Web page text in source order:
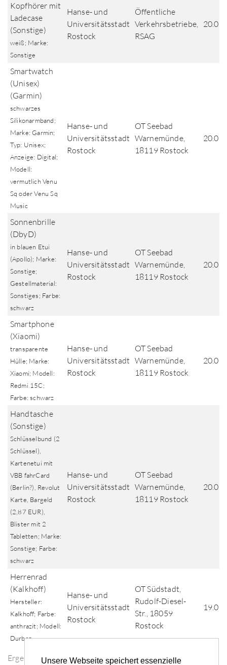
Unsere Webseite speichert essenzielle
Ergebnisse der Fundsuche
Kopfhörer mit
Ladecase
(Sonstige)
weiß; Marke:
Sonstige
Hanse- und
Universitätsstadt
Rostock
Öffentliche
Verkehrsbetriebe,
RSAG
Smartwatch
(Unisex)
(Garmin)
schwarzes
Silikonarmband;
Marke: Garmin;
Typ: Unisex;
Anzeige: Digital;
Modell:
vermutlich Venu
Sq oder Venu Sq
Music
Hanse- und
Universitätsstadt
Rostock
OT Seebad
Warnemünde,
18119 Rostock
Sonnenbrille
(DbyD)
in blauen Etui
(Apollo); Marke:
Sonstige;
Gestellmaterial:
Sonstiges; Farbe:
schwarz
Hanse- und
Universitätsstadt
Rostock
OT Seebad
Warnemünde,
18119 Rostock
Smartphone
(Xiaomi)
transparente
Hülle; Marke:
Xiaomi; Modell:
Redmi 15C;
Farbe: schwarz
Hanse- und
Universitätsstadt
Rostock
OT Seebad
Warnemünde,
18119 Rostock
Handtasche
(Sonstige)
Schlüsselbund (2
Schlüssel),
Kartenetui mit
VBB fahrCard
(Berlin?), Revolut
Karte, Bargeld
(2,87 EUR),
Blister mit 2
Tabletten; Marke:
Sonstige; Farbe:
schwarz
Hanse- und
Universitätsstadt
Rostock
OT Seebad
Warnemünde,
18119 Rostock
Herrenrad
(Kalkhoff)
Hersteller:
Kalkhoff; Farbe:
anthrazit; Modell:
Durban
Hanse- und
Universitätsstadt
Rostock
OT Südstadt,
Rudolf-Diesel-
Str., 18059
Rostock